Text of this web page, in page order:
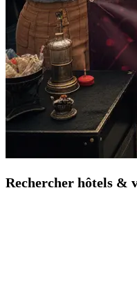
Rechercher hôtels &